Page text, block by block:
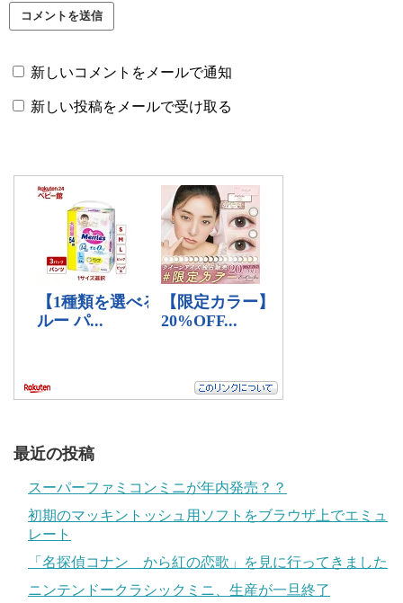
新しいコメントをメールで通知
新しい投稿をメールで受け取る
最近の投稿
スーパーファミコンミニが年内発売？？
初期のマッキントッシュ用ソフトをブラウザ上でエミュ
レート
「名探偵コナン から紅の恋歌」を見に行ってきました
ニンテンドークラシックミニ、生産が一旦終了